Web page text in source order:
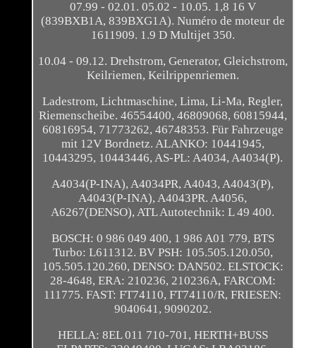
07.99 - 02.01. 05.02 - 10.05. 1,8 16 V
(839BXB1A, 839BXG1A). Numéro de moteur de
1611909. 1.9 D Multijet 350.
10.04 - 09.12. Drehstrom, Generator, Gleichstrom,
Keilriemen, Keilrippenriemen.
Ladestrom, Lichtmaschine, Lima, Li-Ma, Regler,
Riemenscheibe. 46554400, 46809068, 60815944,
60816954, 71773262, 46748353. Für Fahrzeuge
mit 12V Bordnetz. ALANKO: 10441945,
10443295, 10443446, AS-PL: A4034, A4034(P).
A4034(P-INA), A4034PR, A4043, A4043(P),
A4043(P-INA), A4043PR. A4056,
A6267(DENSO), ATL Autotechnik: L 49 400.
BOSCH: 0 986 049 400, 1 986 A01 779, BTS
Turbo: L611312. BV PSH: 105.505.120.050,
105.505.120.260, DENSO: DAN502. ELSTOCK:
28-4648, ERA: 210236, 210236A, FARCOM:
111775. FAST: FT74110, FT74110/R, FRIESEN:
9040641, 9090202.
HELLA: 8EL 011 710-701, HERTH+BUSS